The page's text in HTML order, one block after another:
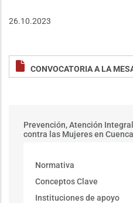
26.10.2023
CONVOCATORIA A LA
MenuGeneroViolencia
Prevención, Atención
contra las Mujeres en Cuenca
Normativa
Conceptos Clave
Instituciones de apoyo